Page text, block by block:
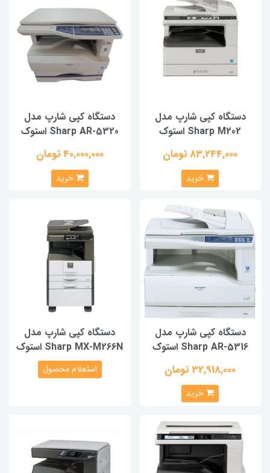
دستگاه کپی شارپ مدل
Sharp M202 استوک
83,244,000 تومان
خرید
دستگاه کپی شارپ مدل
Sharp AR-5320 استوک
40,000,000 تومان
خرید
دستگاه کپی شارپ مدل
Sharp AR-5316 استوک
32,918,000 تومان
خرید
دستگاه کپی شارپ مدل
Sharp MX-M266N استوک
استعلام محصول